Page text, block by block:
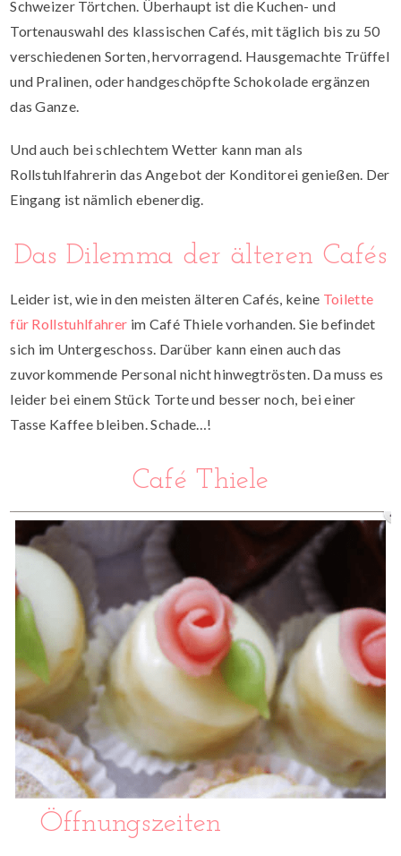
Schweizer Törtchen. Überhaupt ist die Kuchen- und
Tortenauswahl des klassischen Cafés, mit täglich bis zu 50
verschiedenen Sorten, hervorragend. Hausgemachte Trüffel
und Pralinen, oder handgeschöpfte Schokolade ergänzen
das Ganze.
Und auch bei schlechtem Wetter kann man als
Rollstuhlfahrerin das Angebot der Konditorei genießen. Der
Eingang ist nämlich ebenerdig.
Das Dilemma der älteren Cafés
Leider ist, wie in den meisten älteren Cafés, keine Toilette
für Rollstuhlfahrer im Café Thiele vorhanden. Sie befindet
sich im Untergeschoss. Darüber kann einen auch das
zuvorkommende Personal nicht hinwegtrösten. Da muss es
leider bei einem Stück Torte und besser noch, bei einer
Tasse Kaffee bleiben. Schade…!
Café Thiele
Öffnungszeiten